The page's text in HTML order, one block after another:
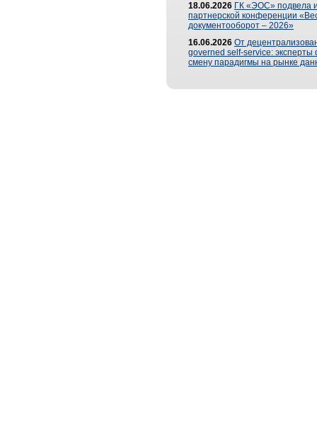
18.06.2026 ГК «ЭОС» подвела
партнерской конференции
документооборот – 2026»
16.06.2026 От
governed self-service: эксперты
смену парадигмы на рынке